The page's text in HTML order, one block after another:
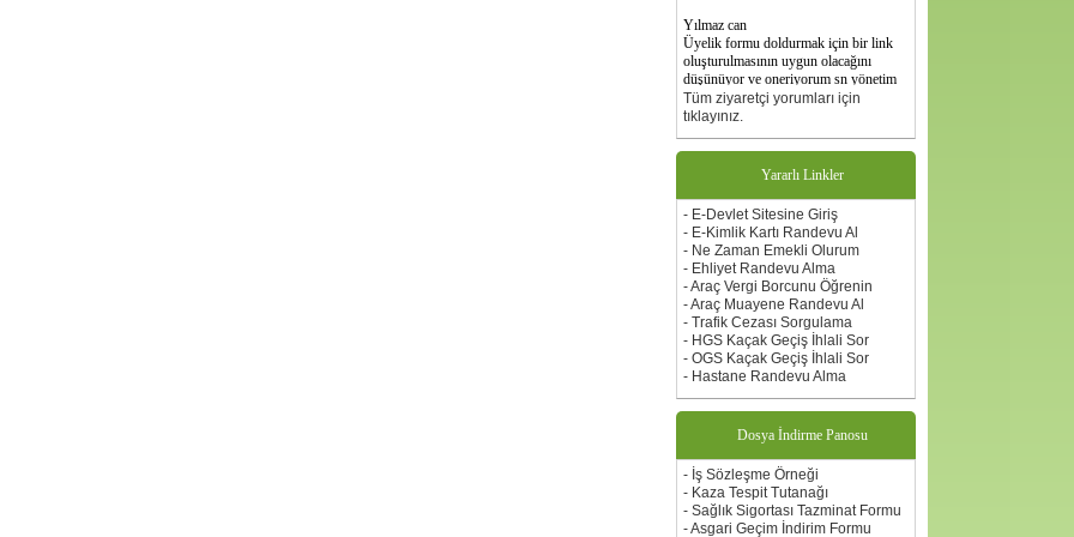
Yılmaz can
Üyelik formu doldurmak için bir link
oluşturulmasının uygun olacağını
düşünüyor ve oneriyorum sn yönetim
kuruluna önerimdir.
Tüm ziyaretçi yorumları için
tıklayınız.
Yararlı Linkler
- E-Devlet Sitesine Giriş
- E-Kimlik Kartı Randevu Al
- Ne Zaman Emekli Olurum
- Ehliyet Randevu Alma
- Araç Vergi Borcunu Öğrenin
- Araç Muayene Randevu Al
- Trafik Cezası Sorgulama
- HGS Kaçak Geçiş İhlali Sor
- OGS Kaçak Geçiş İhlali Sor
- Hastane Randevu Alma
Dosya İndirme Panosu
- İş Sözleşme Örneği
- Kaza Tespit Tutanağı
- Sağlık Sigortası Tazminat Formu
- Asgari Geçim İndirim Formu